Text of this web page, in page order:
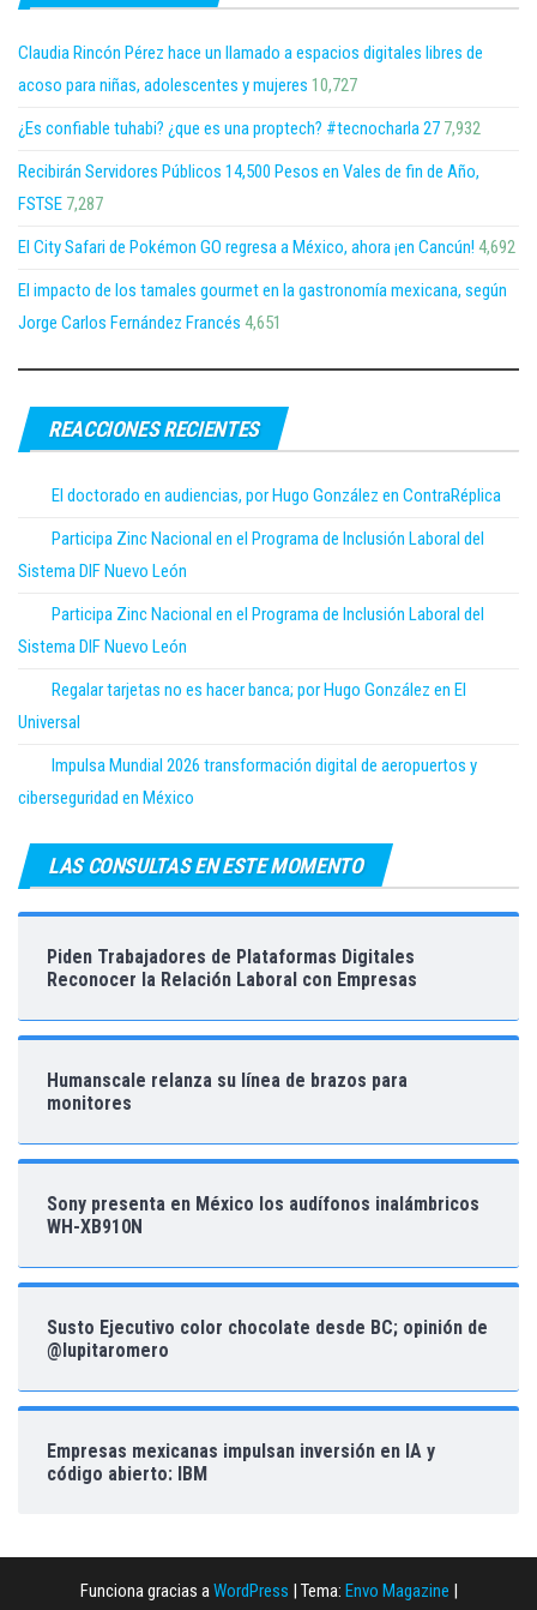
Claudia Rincón Pérez hace un llamado a espacios digitales libres de
acoso para niñas, adolescentes y mujeres 10,727
¿Es confiable tuhabi? ¿que es una proptech? #tecnocharla 27 7,932
Recibirán Servidores Públicos 14,500 Pesos en Vales de fin de Año,
FSTSE 7,287
El City Safari de Pokémon GO regresa a México, ahora ¡en Cancún! 4,692
El impacto de los tamales gourmet en la gastronomía mexicana, según
Jorge Carlos Fernández Francés 4,651
REACCIONES RECIENTES
El doctorado en audiencias, por Hugo González en ContraRéplica
Participa Zinc Nacional en el Programa de Inclusión Laboral del
Sistema DIF Nuevo León
Participa Zinc Nacional en el Programa de Inclusión Laboral del
Sistema DIF Nuevo León
Regalar tarjetas no es hacer banca; por Hugo González en El
Universal
Impulsa Mundial 2026 transformación digital de aeropuertos y
ciberseguridad en México
LAS CONSULTAS EN ESTE MOMENTO
Piden Trabajadores de Plataformas Digitales
Reconocer la Relación Laboral con Empresas
Humanscale relanza su línea de brazos para
monitores
Sony presenta en México los audífonos inalámbricos
WH-XB910N
Susto Ejecutivo color chocolate desde BC; opinión de
@lupitaromero
Empresas mexicanas impulsan inversión en IA y
código abierto: IBM
Funciona gracias aWordPress | Tema: Envo Magazine |